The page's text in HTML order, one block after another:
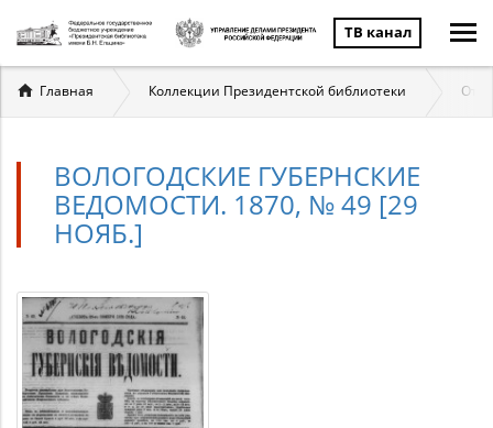
ТВ канал
Вы
здесь
Главная Коллекции Президентской библиотеки
ВОЛОГОДСКИЕ ГУБЕРНСКИЕ
ВЕДОМОСТИ. 1870, № 49 [29
НОЯБ.]